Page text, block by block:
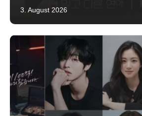
3. August 2026